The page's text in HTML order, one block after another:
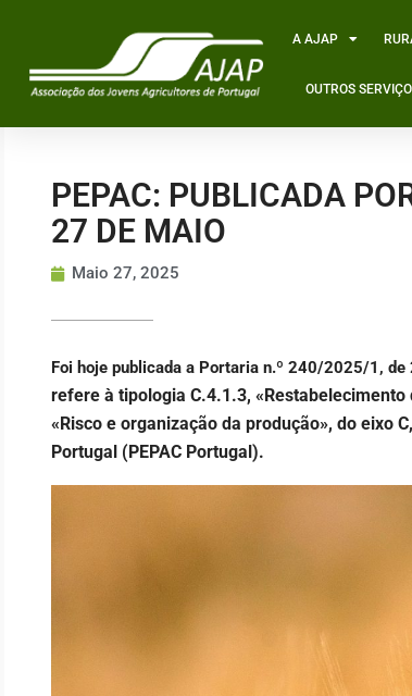
content
A AJAP
OUTROS
PEPAC: PUBLICADA
27 DE MAIO
Maio 27, 2025
Foi hoje publicada a Portaria n.º 240/2025/1, de
refere à tipologia C.4.1.3,
«Risco e organização da produção», do eixo
Portugal (PEPAC Portugal).